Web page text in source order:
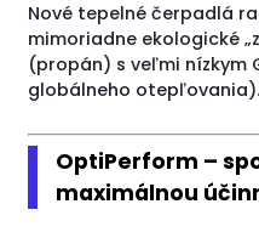
Nové tepelné čerpadlá
mimoriadne ekologické
(propán) s veľmi nízkym
globálneho otepľovania).
OptiPerform –
maximálnou